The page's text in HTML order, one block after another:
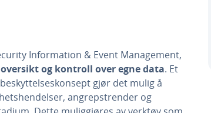
Information & Event Management,
og kontroll over egne data. Et
gjør det mulig å
angrepstrender og